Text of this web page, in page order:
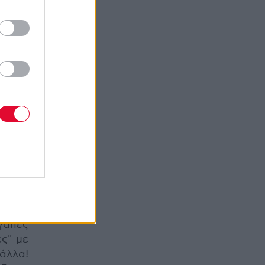
Η
που
το
και
και
το
των
με